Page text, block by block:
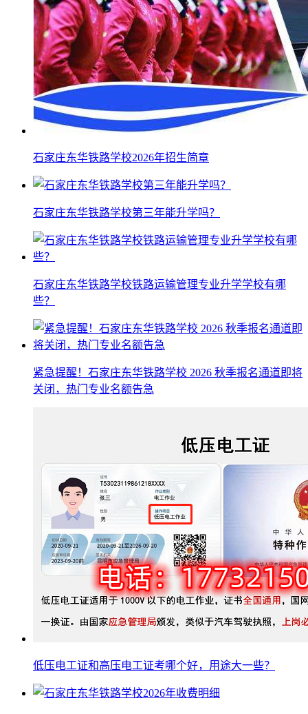
石家庄东华铁路学校2026年招生简章
石家庄东华铁路学校第三年能升学吗？
石家庄东华铁路学校铁路运输管理专业升学学校有哪
些？
紧急提醒！石家庄东华铁路学校 2026 秋季报名通道即将
关闭，热门专业名额告急
低压电工证和高压电工证考哪个好，用途大一些？